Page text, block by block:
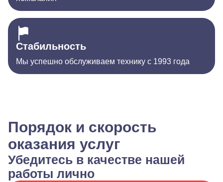
Стабильность
Мы успешно обслуживаем технику с 1993 года
Порядок и скорость
оказания услуг
Убедитесь в качестве нашей
работы лично